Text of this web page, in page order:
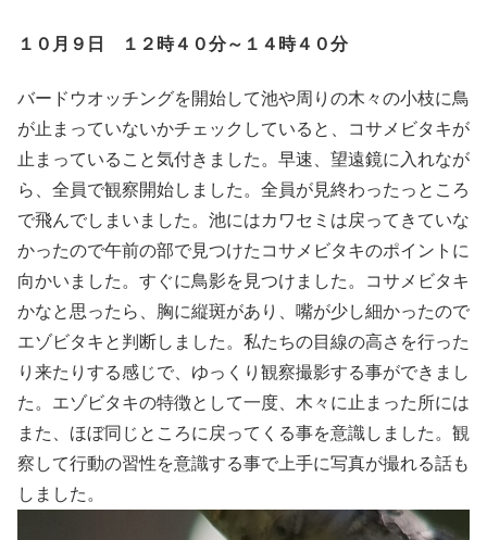
１０月９日 １２時４０分～１４時４０分
バードウオッチングを開始して池や周りの木々の小枝に鳥
が止まっていないかチェックしていると、コサメビタキが
止まっていること気付きました。早速、望遠鏡に入れなが
ら、全員で観察開始しました。全員が見終わったっところ
で飛んでしまいました。池にはカワセミは戻ってきていな
かったので午前の部で見つけたコサメビタキのポイントに
向かいました。すぐに鳥影を見つけました。コサメビタキ
かなと思ったら、胸に縦斑があり、嘴が少し細かったので
エゾビタキと判断しました。私たちの目線の高さを行った
り来たりする感じで、ゆっくり観察撮影する事ができまし
た。エゾビタキの特徴として一度、木々に止まった所には
また、ほぼ同じところに戻ってくる事を意識しました。観
察して行動の習性を意識する事で上手に写真が撮れる話も
しました。